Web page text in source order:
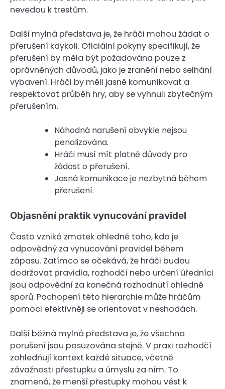
nevedou k trestům.
Další mylná představa je, že hráči mohou žádat o
přerušení kdykoli. Oficiální pokyny specifikují, že
přerušení by měla být požadována pouze z
oprávněných důvodů, jako je zranění nebo selhání
vybavení. Hráči by měli jasně komunikovat a
respektovat průběh hry, aby se vyhnuli zbytečným
přerušením.
Náhodná narušení obvykle nejsou
penalizována.
Hráči musí mít platné důvody pro
žádost o přerušení.
Jasná komunikace je nezbytná během
přerušení.
Objasnění praktik vynucování pravidel
Často vzniká zmatek ohledně toho, kdo je
odpovědný za vynucování pravidel během
zápasu. Zatímco se očekává, že hráči budou
dodržovat pravidla, rozhodčí nebo určení úředníci
jsou odpovědní za konečná rozhodnutí ohledně
sporů. Pochopení této hierarchie může hráčům
pomoci efektivněji se orientovat v neshodách.
Další běžná mylná představa je, že všechna
porušení jsou posuzována stejně. V praxi rozhodčí
zohledňují kontext každé situace, včetně
závažnosti přestupku a úmyslu za ním. To
znamená, že menší přestupky mohou vést k